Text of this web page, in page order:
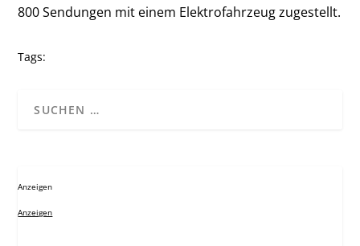
800 Sendungen mit einem Elektrofahrzeug zugestellt.
Tags:
Anzeigen
Anzeigen